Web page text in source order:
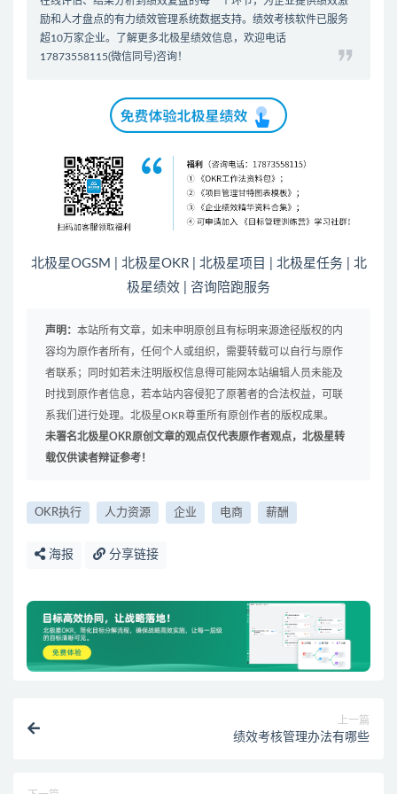
励和人才盘点的有力绩效管理系统数据支持。 绩效考核软件已服务
超10万家企业。了解更多北极星绩效信息，欢迎电话
17873558115(微信同号)咨询！
北极星OGSM 北极星OKR| 北极星项目 北极星任务| 北
极星绩效
咨询陪跑服务
声明： 本站所有文章，如未申明原创且有标明来源途径版权的内
容均为原作者所有，任何个人或组织，需要转载可以自行与原作
者联系；同时如若未注明版权信息得可能网本站编辑人员未能及
时找到原作者信息，若本站内容侵犯了原著者的合法权益，可联
系我们进行处理。北极星OKR尊重所有原创作者的版权成果。
未署名北极星OKR原创文章的观点仅代表原作者观点，北极星转
载仅供读者辩证参考！
OKR执行 人力资源 企业 电商 薪酬
海报 分享链接
上一篇
绩效考核管理办法有哪些